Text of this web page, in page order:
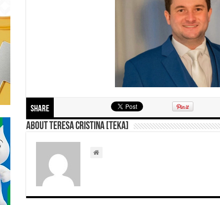
Share
About Teresa Cristina [Teka]